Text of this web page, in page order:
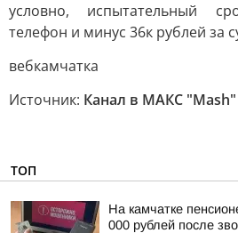
условно, испытательный
телефон и минус 36к рублей за
вебкамчатка
Источник: Канал в МАКС "Mash"
ТОП
На камчатке
000 рублей после